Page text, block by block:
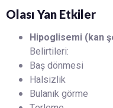
Olası Yan Etkiler
Hipoglisemi (kan
Belirtileri:
Baş dönmesi
Halsizlik
Bulanık görme